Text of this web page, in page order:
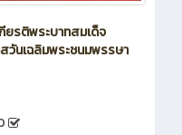
ยรติพระบาทสมเด็จ
สวันเฉลิมพระชนมพรรษา